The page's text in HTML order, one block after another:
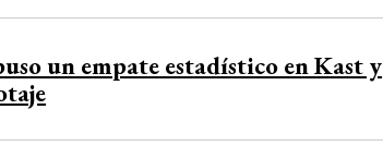
un empate estadístico en Kast y